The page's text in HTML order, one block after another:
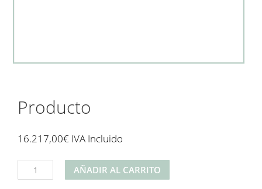
Producto
16.217,00€ IVA Incluido
Producto
cantidad
AÑADIR AL CARRITO